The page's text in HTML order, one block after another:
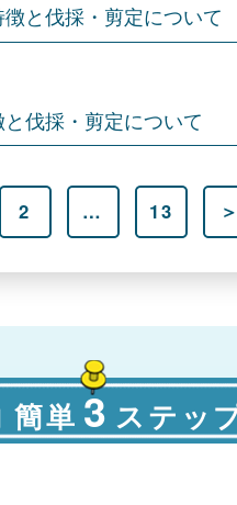
と伐採・剪定について
伐採・剪定について
2 … 13 ＞
簡単 3 ステッ